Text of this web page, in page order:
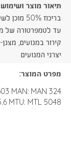
הורדת
קובץ
PDF
-
הורדת
קובץ
PDF
תיאור מוצר ושימוש
בריכוז
קירור במנועים,
יצרני המנועים
מפרט המוצר:
MAN: MAN 324
MTU: MTL 5048